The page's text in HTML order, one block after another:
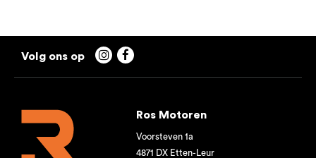
 
Ros Motoren
Voorsteven 1a
4871 DX Etten-Leur